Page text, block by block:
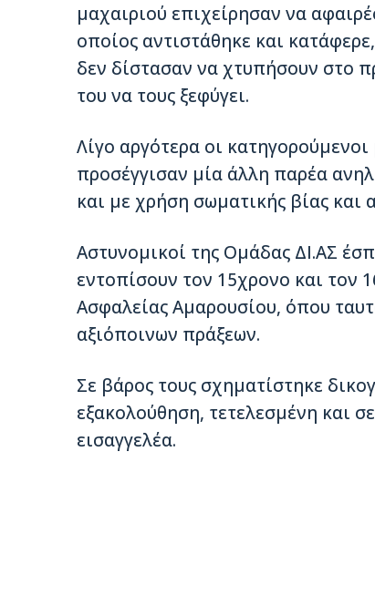
μαχαιριού επιχείρησαν να
οποίος αντιστάθηκε και
δεν δίστασαν να χτυπήσουν στο
του να τους ξεφύγει.
Λίγο αργότερα οι
προσέγγισαν μία άλλη παρέα
και με χρήση σωματικής βίας και
Αστυνομικοί της Ομάδας ΔΙ.ΑΣ
εντοπίσουν τον 15χρονο και τον
Ασφαλείας Αμαρουσίου, όπου
αξιόποινων πράξεων.
Σε βάρος τους σχηματίστηκε
εξακολούθηση, τετελεσμένη και
εισαγγελέα.